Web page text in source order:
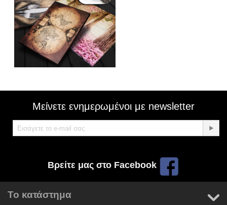
Μείνετε ενημερωμένοι με newsletter
Βρείτε μας στο Facebook
Το κατάστημα